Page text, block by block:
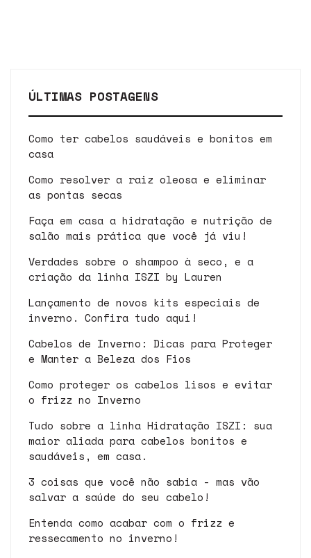
ÚLTIMAS POSTAGENS
Como ter cabelos saudáveis e bonitos em
casa
Como resolver a raiz oleosa e eliminar
as pontas secas
Faça em casa a hidratação e nutrição de
salão mais prática que você já viu!
Verdades sobre o shampoo à seco, e a
criação da linha ISZI by Lauren
Lançamento de novos kits especiais de
inverno. Confira tudo aqui!
Cabelos de Inverno: Dicas para Proteger
e Manter a Beleza dos Fios
Como proteger os cabelos lisos e evitar
o frizz no Inverno
Tudo sobre a linha Hidratação ISZI: sua
maior aliada para cabelos bonitos e
saudáveis, em casa.
3 coisas que você não sabia - mas vão
salvar a saúde do seu cabelo!
Entenda como acabar com o frizz e
ressecamento no inverno!